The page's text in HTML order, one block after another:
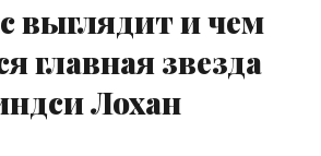
выглядит и чем
главная звезда
Лохан